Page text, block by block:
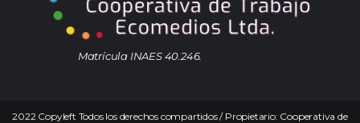
Matrícula INAES 40.246.
2022 Copyleft Todos los derechos compartidos / Propietario: Cooperativa de